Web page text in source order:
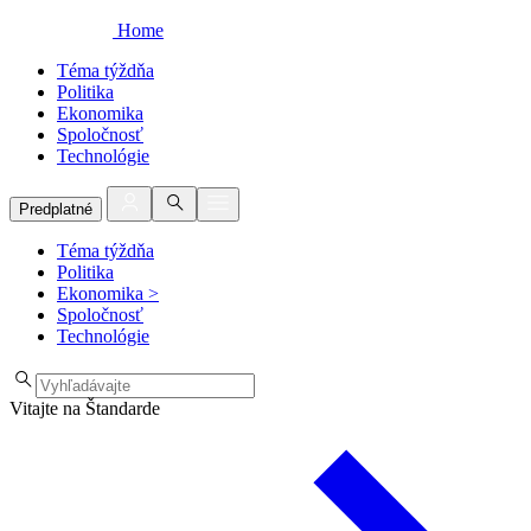
Home
Téma týždňa
Politika
Ekonomika
Spoločnosť
Technológie
Predplatné
Téma týždňa
Politika
Ekonomika >
Spoločnosť
Technológie
Vitajte na Štandarde